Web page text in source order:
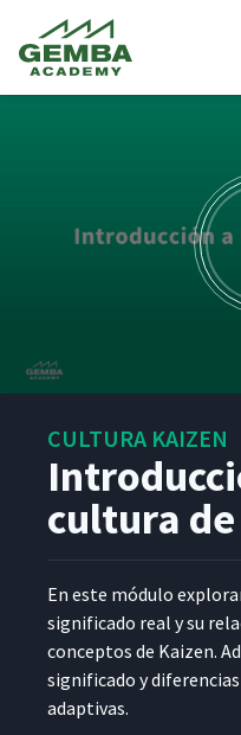
minutes,
seconds
CULTURA KAIZEN
cultura
En este módu­lo
sig­nifi­ca­do real y su
con­cep­tos de Kaizen.
sig­nifi­ca­do y
adaptivas.